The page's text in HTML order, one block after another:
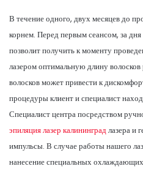
В течение одного, двух месяцев до
корнем. Перед первым сеансом, за
позволит получить к моменту
лазером оптимальную длину
волосков может привести к
процедуры клиент и специалист
Специалист центра посредством
эпиляция лазер калининградлазера и
импульсы. В случае работы нашего
нанесение специальных охлаждающих